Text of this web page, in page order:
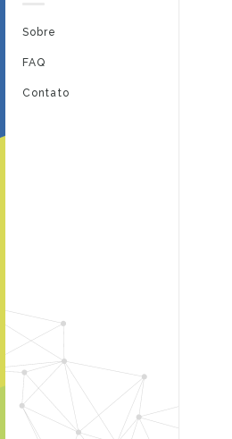
Sobre
FAQ
Contato